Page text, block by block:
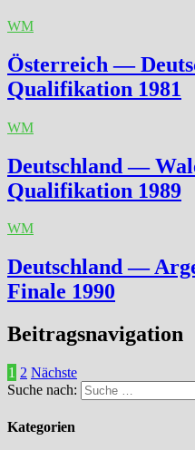
WM
Österreich —
Qualifikation 1981
WM
Deutschland —
Qualifikation 1989
WM
Deutschland —
Finale 1990
Beitragsnavigation
1 2 Nächste
Suche nach:
Kategorien